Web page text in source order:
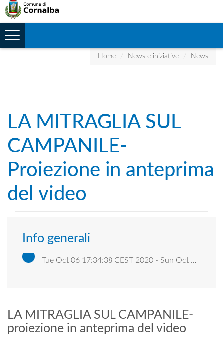
Toggle
Home
News e iniziative News
LA MITRAGLIA SUL
CAMPANILE-
Proiezione in anteprima
del video
Info generali
Tue Oct 06 17:34:38 CEST 2020 - Sun Oct 18 16:34:00 CEST 2020
LA MITRAGLIA SUL CAMPANILE-
proiezione in anteprima del video